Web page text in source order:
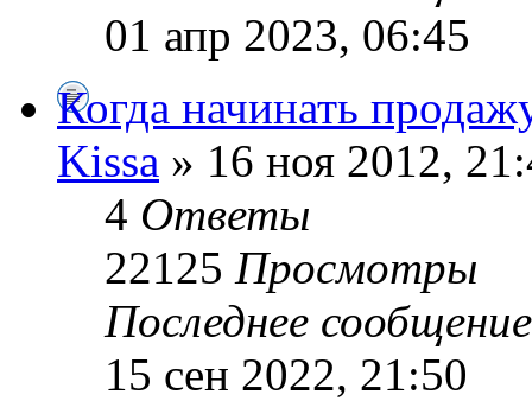
01 апр 2023, 06:45
Когда начинать
Kissa » 16 ноя 2012,
4 Ответы
22125 Просмотры
Последнее
15 сен 2022, 21:50